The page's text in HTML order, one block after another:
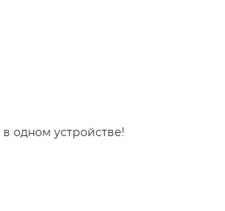
в одном устройстве!